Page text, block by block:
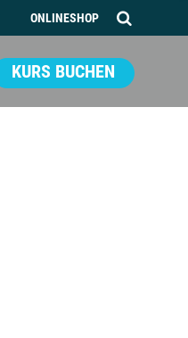
ONLINESHOP
KURS BUCHEN